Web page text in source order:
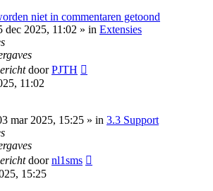
niet in commentaren getoond
dec 2025, 11:02 » in Extensies
doorPJTH
11:02
mar 2025, 15:25 » in 3.3 Support
doornl1sms
15:25